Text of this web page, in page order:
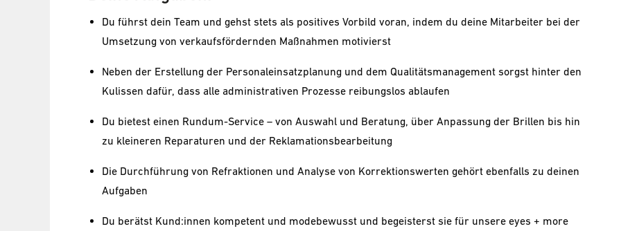
Du führst dein Team und gehst stets als positives Vorbild voran, indem du deine Mitarbeiter bei der
Umsetzung von verkaufsfördernden Maßnahmen motivierst
Neben der Erstellung der Personaleinsatzplanung und dem Qualitätsmanagement sorgst hinter den
Kulissen dafür, dass alle administrativen Prozesse reibungslos ablaufen
Du bietest einen Rundum-Service – von Auswahl und Beratung, über Anpassung der Brillen bis hin
zu kleineren Reparaturen und der Reklamationsbearbeitung
Die Durchführung von Refraktionen und Analyse von Korrektionswerten gehört ebenfalls zu deinen
Aufgaben
Du berätst Kund:innen kompetent und modebewusst und begeisterst sie für unsere eyes + more